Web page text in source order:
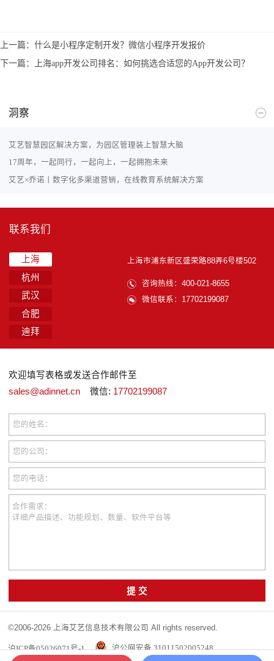
上一篇： 什么是小程序定制开发？微信小程序开发报价
下一篇： 上海app开发公司排名：如何挑选合适您的App开发公司？
洞察
艾艺智慧园区解决方案，为园区管理装上智慧大脑
17周年，一起同行，一起向上，一起拥抱未来
艾艺×乔诺丨数字化多渠道营销，在线教育系统解决方案
联系我们
上海
杭州
武汉
合肥
迪拜
上海市浦东新区盛荣路88弄6号楼502
咨询热线：400-021-8655
微信联系：17702199087
欢迎填写表格或发送合作邮件至
sales@adinnet.cn 微信: 17702199087
您的姓名：
您的公司：
您的电话：
合作需求：
详细产品描述、功能规划、数量、软件平台等
提 交
©2006-2026 上海艾艺信息技术有限公司 All rights reserved.
沪ICP备05026071号-1 沪公网安备 31011502005248